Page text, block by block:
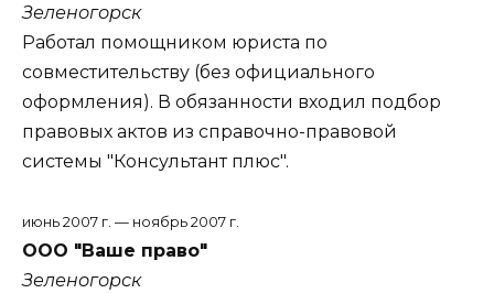
Зеленогорск
Работал помощником юриста по
совместительству (без официального
оформления). В обязанности входил подбор
правовых актов из справочно-правовой
системы "Консультант плюс".
июнь 2007 г. — ноябрь 2007 г.
ООО "Ваше право"
Зеленогорск